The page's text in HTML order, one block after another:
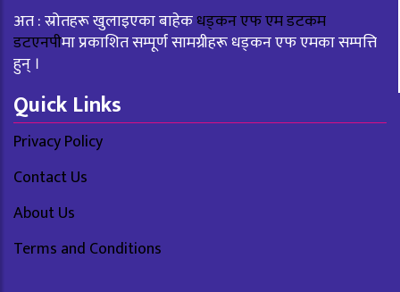
अत : स्रोतहरू खुलाइएका बाहेकधड्कन एफ एम डटकम
डटएनपीमा प्रकाशित सम्पूर्ण सामग्रीहरू धड्कन एफ एमका सम्पत्ति
हुन् ।
Quick Links
Privacy Policy
Contact Us
About Us
Terms and Conditions